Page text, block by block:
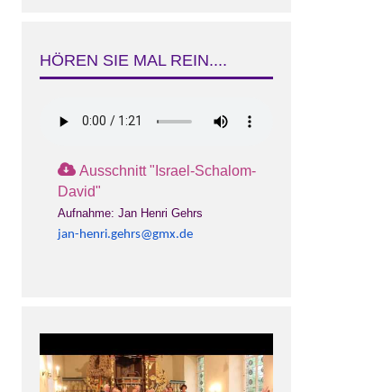
HÖREN SIE MAL REIN....
Ausschnitt "Israel-Schalom-
David"
Aufnahme: Jan Henri Gehrs
jan-henri.gehrs@gmx.de